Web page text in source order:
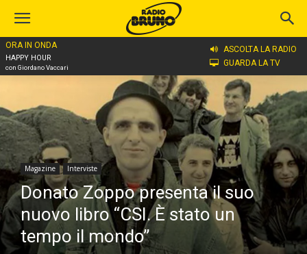
ORA IN ONDA
HAPPY HOUR
con Giordano Vaccari
ASCOLTA LA RADIO
GUARDA LA TV
Home
Magazine Interviste
Donato Zoppo presenta il suo
nuovo libro “CSI. È stato un
tempo il mondo”